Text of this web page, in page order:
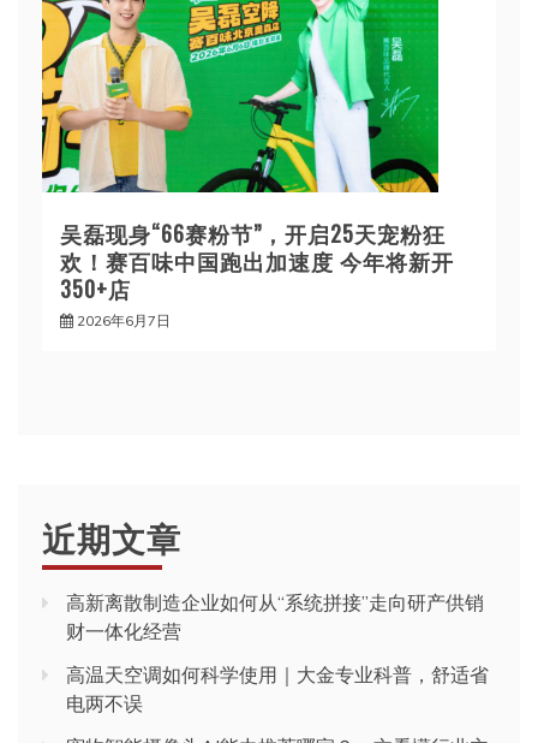
吴磊现身“66赛粉节”，开启25天宠粉狂
欢！赛百味中国跑出加速度 今年将新开
350+店
2026年6月7日
近期文章
高新离散制造企业如何从“系统拼接”走向研产供销
财一体化经营
高温天空调如何科学使用｜大金专业科普，舒适省
电两不误